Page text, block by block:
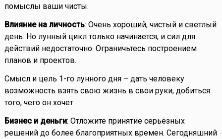
помыслы ваши чисты.
Влияние на личность: Очень хороший, чистый и светлый
день. Но лунный цикл только начинается, и сил для
действий недостаточно. Ограничьтесь построением
планов и проектов.
Смысл и цель 1-го лунного дня – дать человеку
возможность взять свою жизнь в свои руки, добиться
того, чего он хочет.
Бизнес и деньги: Отложите принятие серьёзных
решений до более благоприятных времен. Сегодняшний